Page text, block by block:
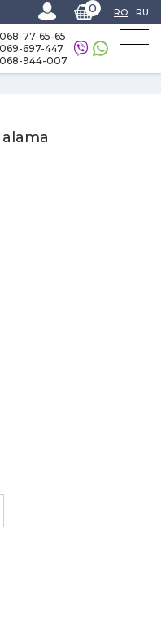
0 RO RU
068-77-65-65
069-697-447
068-944-007
pentru conducte de gaz